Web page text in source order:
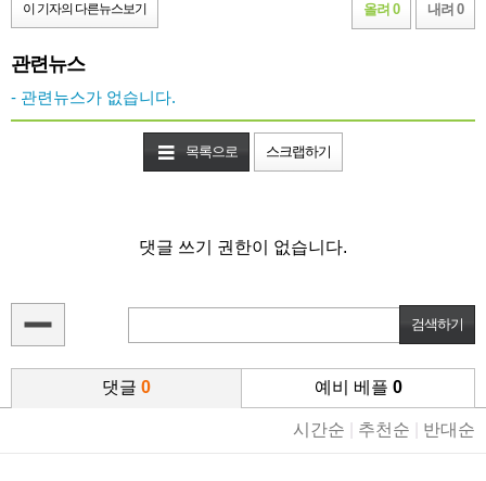
이 기자의 다른뉴스보기 올려 0 내려 0
관련뉴스
- 관련뉴스가 없습니다.
목록으로 스크랩하기
댓글 쓰기 권한이 없습니다.
댓글 0 예비 베플 0
시간순 추천순 반대순